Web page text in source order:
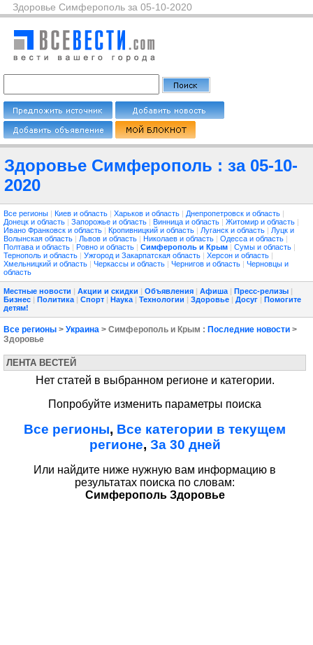
Здоровье Симферополь за 05-10-2020
Здоровье Симферополь : за 05-10-
2020
Все регионы | Киев и область | Харьков и область | Днепропетровск и область |
Донецк и область | Запорожье и область | Винница и область | Житомир и область |
Ивано Франковск и область | Кропивницкий и область | Луганск и область | Луцк и
Волынская область | Львов и область | Николаев и область | Одесса и область |
Полтава и область | Ровно и область | Симферополь и Крым | Сумы и область |
Тернополь и область | Ужгород и Закарпатская область | Херсон и область |
Хмельницкий и область | Черкассы и область | Чернигов и область | Черновцы и
область
Местные новости | Акции и скидки | Объявления | Афиша | Пресс-релизы |
Бизнес | Политика | Спорт | Наука | Технологии | Здоровье | Досуг | Помогите
детям!
Все регионы > Украина > Симферополь и Крым : Последние новости >
Здоровье
ЛЕНТА ВЕСТЕЙ
Нет статей в выбранном регионе и категории.
Попробуйте изменить параметры поиска
Все регионы, Все категории в текущем
регионе, За 30 дней
Или найдите ниже нужную вам информацию в
результатах поиска по словам:
Симферополь Здоровье